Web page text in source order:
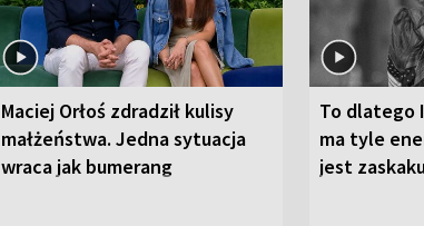
Maciej Orłoś zdradził kulisy
małżeństwa. Jedna sytuacja
wraca jak bumerang
To dlatego
ma tyle
jest